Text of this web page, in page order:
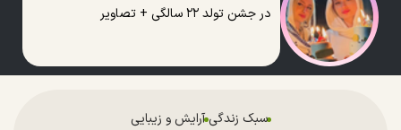
در جشن تولد ۲۲ سالگی + تصاویر
سبک زندگیآرایش و زیبایی